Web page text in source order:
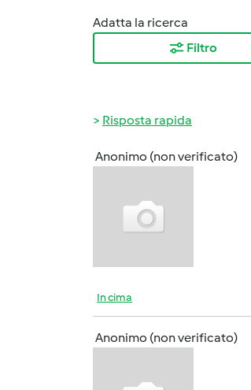
Adatta la ricerca
Filtro
Risposta rapida
Anonimo (non verificato)
In cima
Anonimo (non verificato)